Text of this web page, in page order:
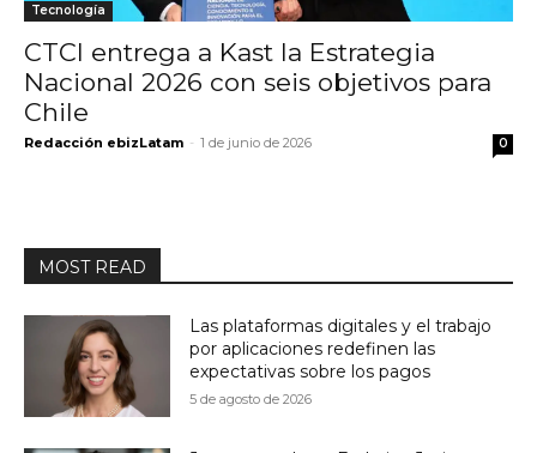
Tecnología
CTCI entrega a Kast la Estrategia
Nacional 2026 con seis objetivos para
Chile
Redacción ebizLatam - 1 de junio de 2026 0
MOST READ
Las plataformas digitales y el trabajo
por aplicaciones redefinen las
expectativas sobre los pagos
5 de agosto de 2026